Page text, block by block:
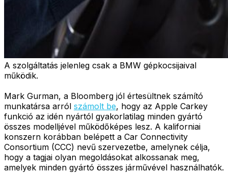
A szolgáltatás jelenleg csak a BMW gépkocsijaival
működik.
Mark Gurman, a Bloomberg jól értesültnek számító
munkatársa arról számolt be, hogy az Apple Carkey
funkció az idén nyártól gyakorlatilag minden gyártó
összes modelljével működőképes lesz. A kaliforniai
konszern korábban belépett a Car Connectivity
Consortium (CCC) nevű szervezetbe, amelynek célja,
hogy a tagjai olyan megoldásokat alkossanak meg,
amelyek minden gyártó összes járművével használhatók.